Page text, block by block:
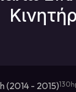
(2014 - 2015)